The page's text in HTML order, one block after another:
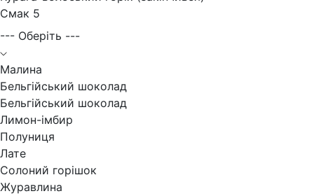
Смак 5
--- Оберіть ---
Малина
Бельгійський шоколад
Бельгійський шоколад
Лимон-імбир
Полуниця
Лате
Солоний горішок
Журавлина